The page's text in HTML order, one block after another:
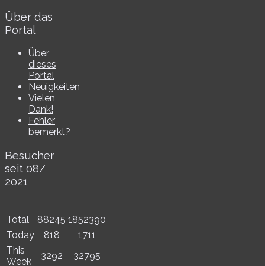
Über das
Portal
Über
dieses
Portal
Neuigkeiten
Vielen
Dank!
Fehler
bemerkt?
Besucher
seit 08/​
2021
Total 88245 1852390
Today
818
1711
This
Week
3292 32795